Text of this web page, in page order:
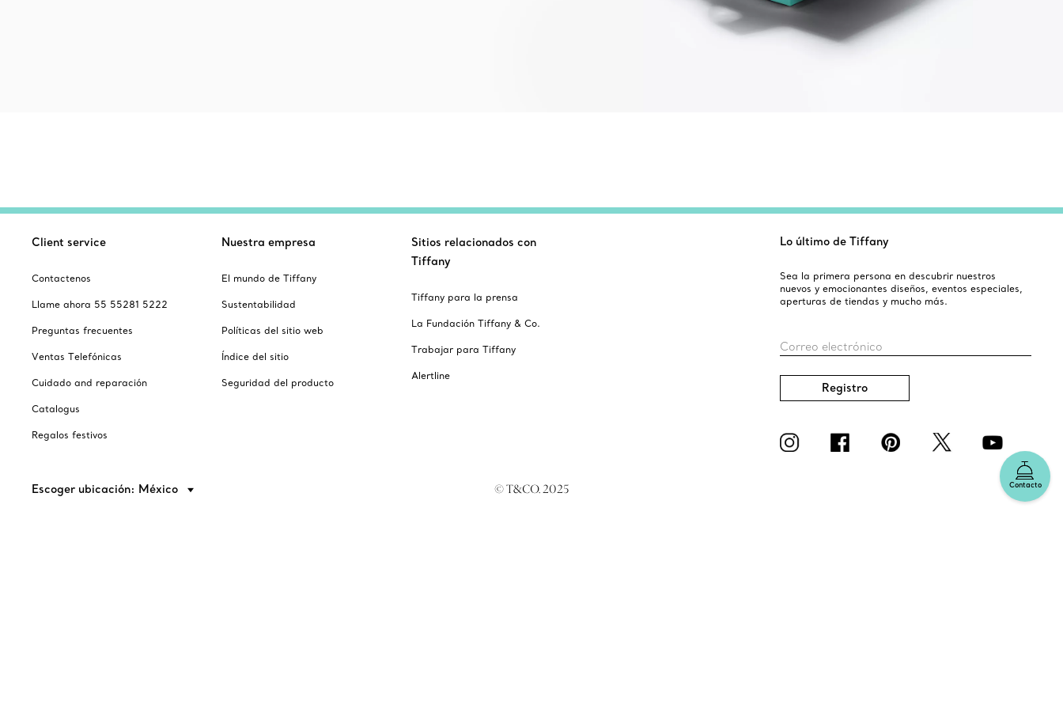
Contacto
Client service
Contactenos
Llame ahora 55 55281 5222
Preguntas frecuentes
Ventas Telefónicas
Cuidado and reparación
Catalogus
Regalos festivos
Nuestra empresa
El mundo de Tiffany
Sustentabilidad
Políticas del sitio web
Índice del sitio
Seguridad del producto
Sitios relacionados con
Tiffany
Tiffany para la prensa
La Fundación Tiffany & Co.
Trabajar para Tiffany
Alertline
Lo último de Tiffany
Sea la primera persona en descubrir nuestros
nuevos y emocionantes diseños, eventos especiales,
aperturas de tiendas y mucho más.
Correo electrónico
Registro
Escoger ubicación: México © T&CO. 2025